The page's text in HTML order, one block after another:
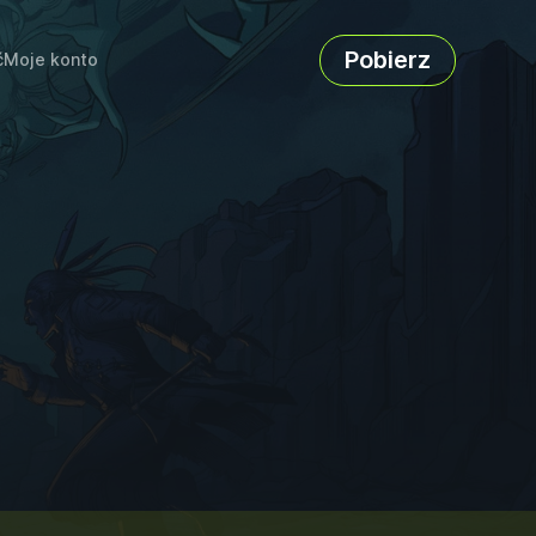
Moje konto Pobierz